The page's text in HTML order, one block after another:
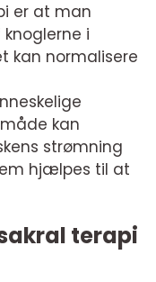
er at man
i
kan normalisere
kan
strømning
hjælpes til at
terapi